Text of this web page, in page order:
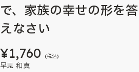
で、家族の幸せの形を答
えなさい
¥1,760 (税込)
早見 和真